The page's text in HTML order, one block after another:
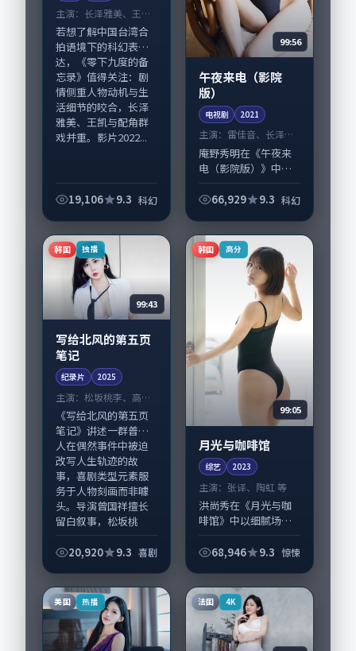
主演： 长泽雅美、王凯
等
若想了解中国台湾合
拍语境下的科幻表
达，《零下九度的备
忘录》值得关注：剧
情侧重人物动机与生
活细节的咬合，长泽
雅美、王凯与配角群
戏并重。影片2022...
19,106 9.3 科幻
99:56
午夜来电（影院
版）
电视剧 2021
主演： 雷佳音、长泽雅
美 等
庵野秀明在《午夜来
电（影院版）》中以
幻张力，雷佳音、长
后期主要在中国大陆
完成制作协同，20...
66,929 9.3 科幻
韩国 独播
99:43
写给北风的第五页
笔记
纪录片 2025
主演： 松坂桃李、高圆
圆 等
《写给北风的第五页
笔记》讲述一群普通
人在偶然事件中被迫
改写人生轨迹的故
事，喜剧类型元素服
务于人物刻画而非噱
头。导演曾国祥擅长
留白叙事，松坂桃
20,920
9.3 喜剧
韩国 高分
99:05
月光与咖啡馆
综艺 2023
主演： 张译、陶虹 等
洪尚秀在《月光与咖
啡馆》中以细腻场面
张译、陶虹领衔的表
完成制作协同，2023-
08-07纳...
68,946 9.3 惊悚
美国 热播 法国 4K